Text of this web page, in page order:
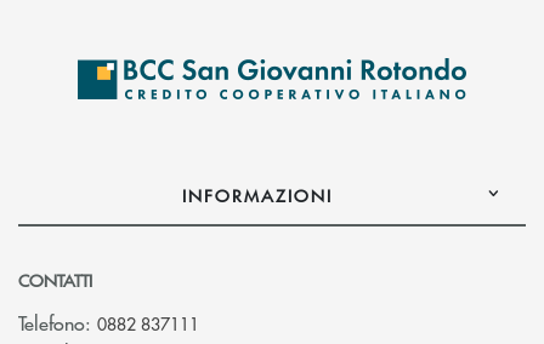
INFORMAZIONI
CONTATTI
Telefono: 0882 837111